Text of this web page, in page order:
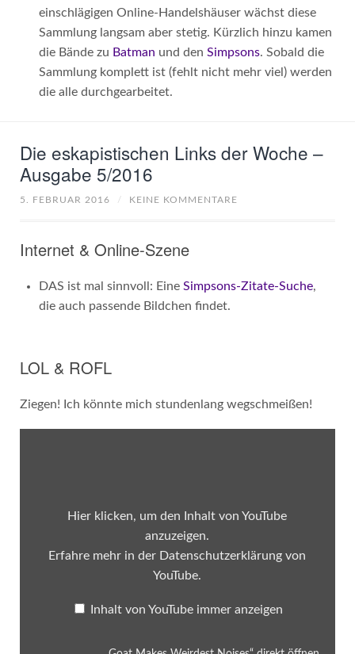
einschlägigen Online-Handelshäuser wächst diese
Sammlung langsam aber stetig. Kürzlich hinzu kamen
die Bände zu Batman und den Simpsons. Sobald die
Sammlung komplett ist (fehlt nicht mehr viel) werden
die alle durchgearbeitet.
Die eskapistischen Links der Woche –
Ausgabe 5/2016
5. FEBRUAR 2016 / KEINE KOMMENTARE
Internet & Online-Szene
DAS ist mal sinnvoll: Eine Simpsons-Zitate-Suche,
die auch passende Bildchen findet.
LOL & ROFL
Ziegen! Ich könnte mich stundenlang wegschmeißen!
Hier klicken, um den Inhalt von YouTube
anzuzeigen.
Erfahre mehr in der Datenschutzerklärung von
YouTube.
Inhalt von YouTube immer anzeigen